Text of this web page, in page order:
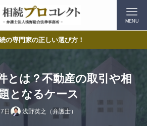
MENU
の専門家の正しい選び方！
とは？不動産の取引や相
となるケース
日 浅野英之（弁護士）